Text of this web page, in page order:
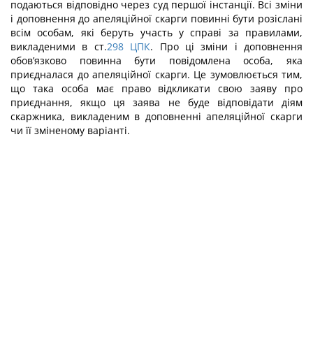
подаються відповідно через суд першої інстанції. Всі зміни
і доповнення до апеляційної скарги повинні бути розіслані
всім особам, які беруть участь у справі за правилами,
викладеними в ст.298 ЦПК. Про ці зміни і доповнення
обов’язково повинна бути повідомлена особа, яка
приєдналася до апеляційної скарги. Це зумовлюється тим,
що така особа має право відкликати свою заяву про
приєднання, якщо ця заява не буде відповідати діям
скаржника, викладеним в доповненні апеляційної скарги
чи її зміненому варіанті.